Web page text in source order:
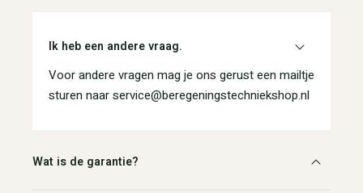
Ik heb een andere vraag.
Voor andere vragen mag je ons gerust een mailtje
sturen naar service@beregeningstechniekshop.nl
Wat is de garantie?